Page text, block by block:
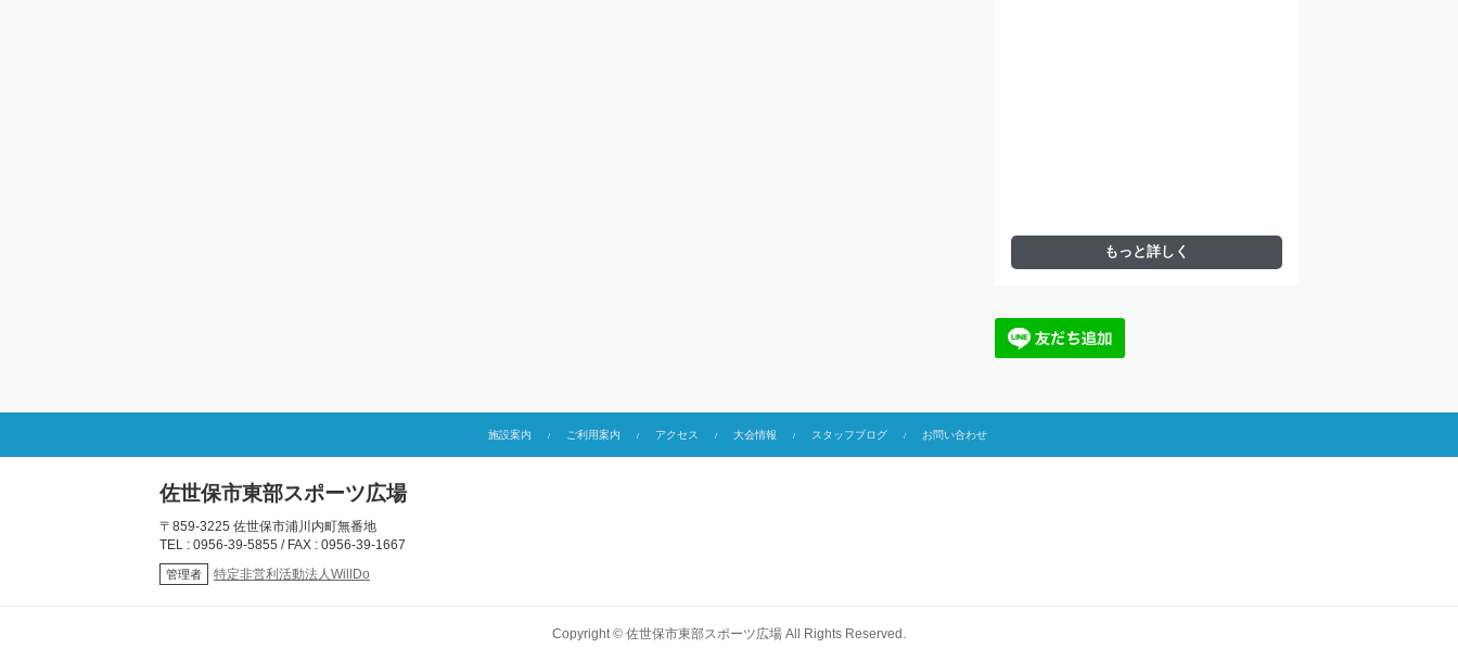
もっと詳しく
施設案内 ご利用案内 アクセス 大会情報 スタッフブログ お問い合わせ
佐世保市東部スポーツ広場
〒859-3225 佐世保市浦川内町無番地
TEL : 0956-39-5855 / FAX : 0956-39-1667
管理者 特定非営利活動法人WillDo
Copyright © 佐世保市東部スポーツ広場 All Rights Reserved.